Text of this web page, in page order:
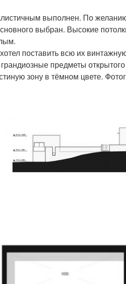
выполнен. По желанию
выбран. Высокие
поставить всю их
предметы
зону в тёмном цвете.